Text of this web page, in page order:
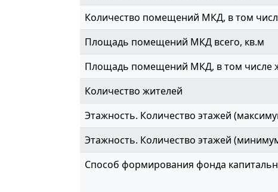
Количество помещений МКД, в том
Площадь помещений МКД всего, кв.м
Площадь помещений МКД, в том числе
Количество жителей
Этажность. Количество этажей
Этажность. Количество этажей
Способ формирования фонда